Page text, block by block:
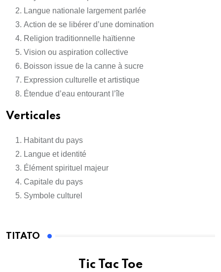
Langue nationale largement parlée
Action de se libérer d’une domination
Religion traditionnelle haïtienne
Vision ou aspiration collective
Boisson issue de la canne à sucre
Expression culturelle et artistique
Étendue d’eau entourant l’île
Verticales
Habitant du pays
Langue et identité
Élément spirituel majeur
Capitale du pays
Symbole culturel
TITATO
Tic Tac Toe